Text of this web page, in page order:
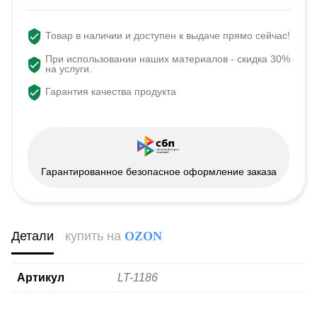
Товар в наличии и доступен к выдаче прямо сейчас!
При использовании наших материалов - скидка 30%
на услуги.
Гарантия качества продукта
Гарантированное безопасное оформление заказа
Детали купить на OZON
Артикул LT-1186